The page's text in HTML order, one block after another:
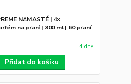
NAMASTÉ | 4×
na praní | 300 ml | 60 praní
4 dny
Přidat do košíku